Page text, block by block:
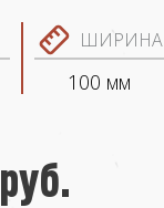
ШИРИНА
100 мм
руб.